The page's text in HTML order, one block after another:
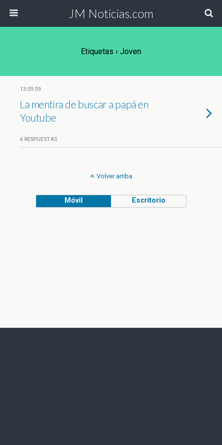
JM Noticias.com
Etiquetas › Joven
13.09.09
La mentira de buscar a papá en
Youtube
6 RESPUESTAS
Volver arriba
Móvil Escritorio